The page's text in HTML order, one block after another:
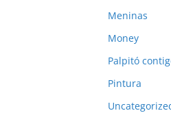
Meninas
Money
Palpitó
Pintura